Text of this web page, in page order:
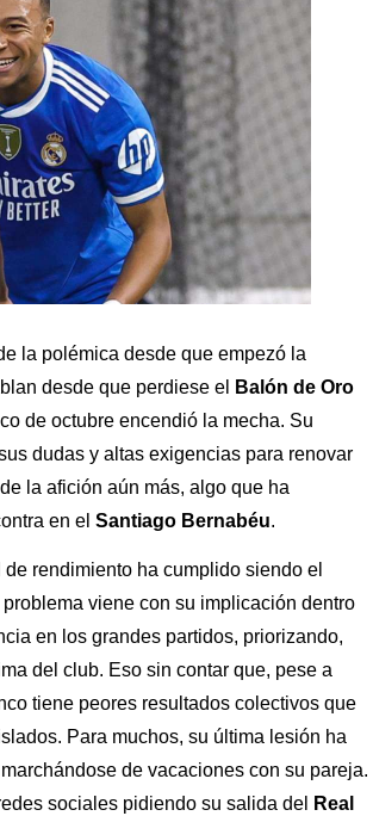
la polémica desde que empezó la
desde que perdiese el
Balón de Oro
de octubre encendió la mecha. Su
dudas y altas exigencias para renovar
la afición aún más, algo que ha
en el Santiago Bernabéu.
rendimiento ha cumplido siendo el
viene con su implicación dentro
en los grandes partidos, priorizando,
del club. Eso sin contar que, pese a
tiene peores resultados colectivos que
Para muchos, su última lesión ha
de vacaciones con su pareja.
sociales pidiendo su salida del
Real